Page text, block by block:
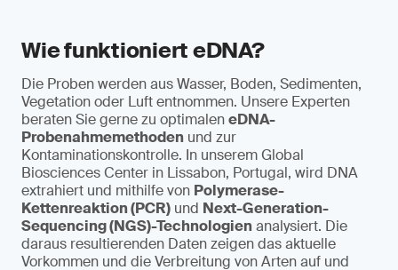
Wie funktioniert eDNA?
Die Proben werden aus Wasser, Boden, Sedimenten,
Vegetation oder Luft entnommen. Unsere Experten
beraten Sie gerne zu optimaleneDNA-
Probenahmemethoden und zur
Kontaminationskontrolle. In unserem Global
Biosciences Center in Lissabon, Portugal, wird DNA
extrahiert und mithilfe von Polymerase-
Kettenreaktion (PCR) und Next-Generation-
Sequencing (NGS)-Technologienanalysiert. Die
daraus resultierenden Daten zeigen das aktuelle
Vorkommen und die Verbreitung von Arten auf und